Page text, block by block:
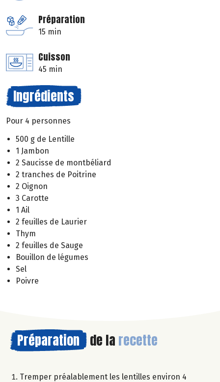
Préparation
15 min
Cuisson
45 min
Ingrédients
Pour 4 personnes
500 g de Lentille
1 Jambon
2 Saucisse de montbéliard
2 tranches de Poitrine
2 Oignon
3 Carotte
1 Ail
2 feuilles de Laurier
Thym
2 feuilles de Sauge
Bouillon de légumes
Sel
Poivre
Préparation de la recette
Tremper préalablement les lentilles environ 4